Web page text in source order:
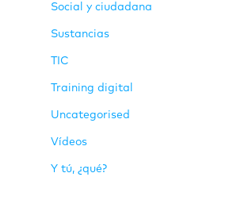
Social y ciudadana
Sustancias
TIC
Training digital
Uncategorised
Vídeos
Y tú, ¿qué?